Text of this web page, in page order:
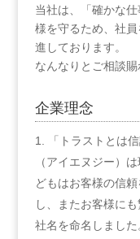
当社は、「確かな
様を守るため、社
進しております。
なんなりとご相談賜
企業理念
「トラストとは
（アイエヌジー）
どもはお客様の信
し、またお客様に
社名を命名しました